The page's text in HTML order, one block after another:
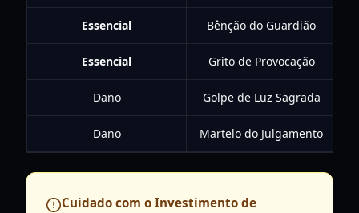
Essencial Bênção do Guardião
Essencial Grito de Provocação
Dano Golpe de Luz Sagrada
Dano Martelo do Julgamento
Cuidado com o Investimento de